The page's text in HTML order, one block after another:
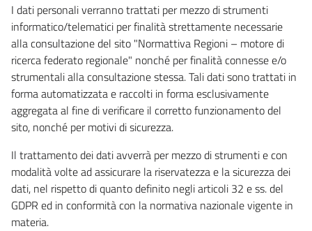
I dati personali verranno trattati per mezzo di strumenti
informatico/telematici per finalità strettamente necessarie
alla consultazione del sito "Normattiva Regioni – motore di
ricerca federato regionale" nonché per finalità connesse e/o
strumentali alla consultazione stessa. Tali dati sono trattati in
forma automatizzata e raccolti in forma esclusivamente
aggregata al fine di verificare il corretto funzionamento del
sito, nonché per motivi di sicurezza.
Il trattamento dei dati avverrà per mezzo di strumenti e con
modalità volte ad assicurare la riservatezza e la sicurezza dei
dati, nel rispetto di quanto definito negli articoli 32 e ss. del
GDPR ed in conformità con la normativa nazionale vigente in
materia.